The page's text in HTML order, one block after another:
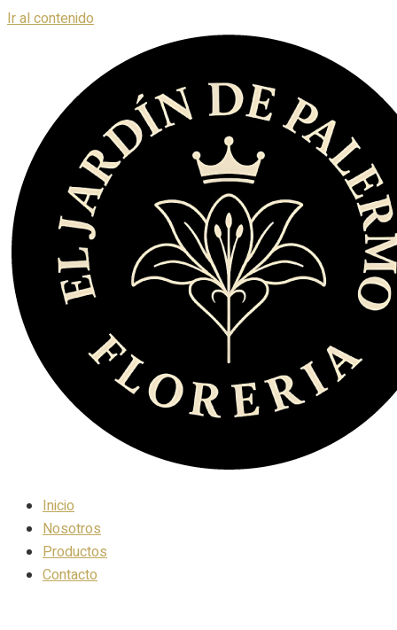
Ir al contenido
Inicio
Nosotros
Productos
Contacto